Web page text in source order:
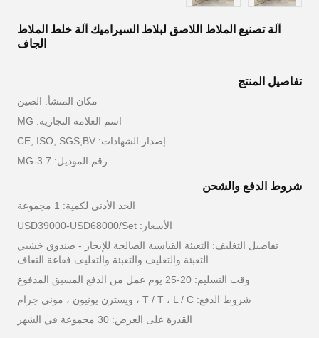
آلة تصنيع الملاط اللاصق لبلاط السيراميك آلة خلط الملاط
الجاف
تفاصيل المنتج
مكان المنشأ: الصين
اسم العلامة التجارية: MG
إصدار الشهادات: CE, ISO, SGS,BV
رقم الموديل: MG-3.7
شروط الدفع والشحن
الحد الأدنى لكمية: 1 مجموعة
الأسعار: USD39000-USD68000/Set
تفاصيل التغليف: التعبئة القياسية الصالحة للإبحار - صندوق خشبي
التعبئة والتغليف والتعبئة والتغليف فقاعة التفاف
وقت التسليم: 20-25 يوم عمل من الدفع المسبق المدفوع
شروط الدفع: T / T ، L / C ، ويسترن يونيون ، موني جرام
القدرة على العرض: 30 مجموعة في الشهر